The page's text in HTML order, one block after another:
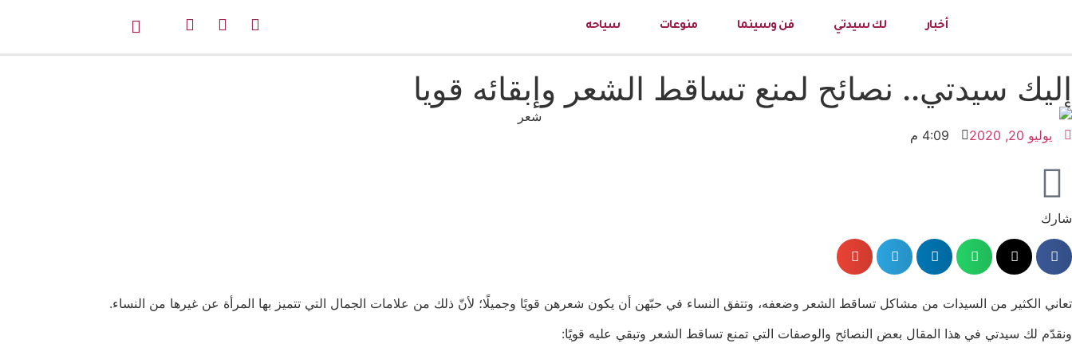
أخبار لك سيدتي فن وسينما منوعات سياحه
إليك سيدتي.. نصائح لمنع تساقط الشعر وإبقائه قويا
يوليو 20, 2020 4:09 م
شارك
تعاني الكثير من السيدات من مشاكل تساقط الشعر وضعفه، وتتفق النساء في حبّهن أن يكون شعرهن قويًا وجميلًا؛ لأنّ ذلك من علامات الجمال التي تتميز بها المرأة عن غيرها من النساء.
ونقدّم لك سيدتي في هذا المقال بعض النصائح والوصفات التي تمنع تساقط الشعر وتبقي عليه قويًا: